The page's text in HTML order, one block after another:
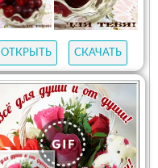
ОТКРЫТЬ СКАЧАТЬ